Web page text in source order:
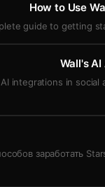
How to Use
guide to getting
Wall's
integrations in
заработать